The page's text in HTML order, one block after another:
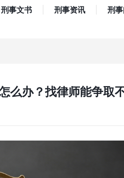
刑事文书 刑事资讯 刑
么办？找律师能争取